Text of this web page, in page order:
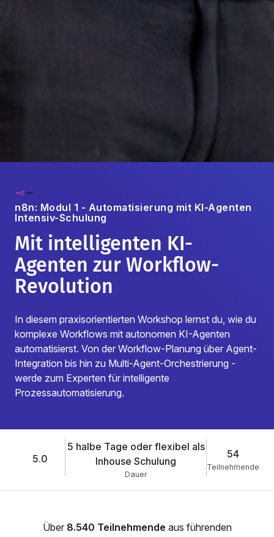
n8n: Modul 1 - Automatisierung mit KI-Agenten
Intensiv-Schulung
Mit intelligenten KI-
Agenten zur Workflow-
Revolution
In diesem praxisorientierten Workshop lernst du, wie du
komplexe Workflows mit autonomen KI-Agenten
automatisierst. Von der Workflow-Planung über Agent-
Integration bis hin zu Multi-Agent-Orchestrierung -
werde zum Experten für intelligente
Prozessautomatisierung.
5.0
5 halbe Tage oder flexibel als
Inhouse Schulung
Dauer
54
Teilnehmende
Über 8.540 Teilnehmende aus führenden